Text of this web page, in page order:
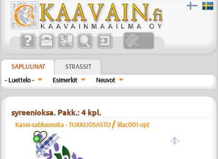
SAPLUUNAT
STRASSIT
- Luettelo -
Esimerkit Neuvot
syreenioksa. Pakk.: 4 kpl.
Kasvi-sabluunoita - TUKKUOSASTO / lilac001-opt
a